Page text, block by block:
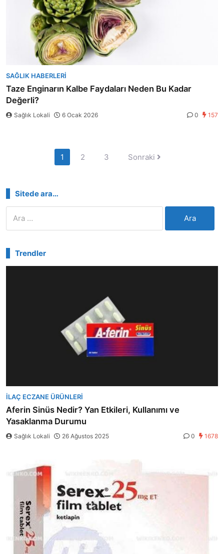
SAĞLIK HABERLERI
Taze Enginarın Kalbe Faydaları Neden Bu Kadar
Değerli?
Sağlık Lokali 6 Ocak 2026 0 157
sayfalandırması
1 2 3 Sonraki
Sitede ara…
Trendler
İLAÇ ECZANE ÜRÜNLERI
Aferin Sinüs Nedir? Yan Etkileri, Kullanımı ve
Yasaklanma Durumu
Sağlık Lokali 26 Ağustos 2025 0 1678